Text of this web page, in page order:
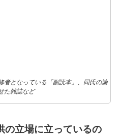
者となっている「副読本」、同氏の論
た雑誌など
の立場に立っているの